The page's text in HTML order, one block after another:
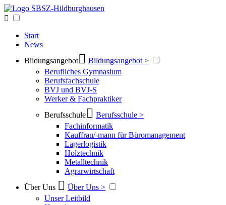
Start
News
Bildungsangebot
Bildungsangebot >
Berufliches Gymnasium
Berufsfachschule
BVJ und BVJ-S
Werker & Fachpraktiker
Berufsschule
Berufsschule >
Fachinformatik
Kauffrau/-mann für Büromanagement
Lagerlogistik
Holztechnik
Metalltechnik
Agrarwirtschaft
Über Uns
Über Uns >
Unser Leitbild